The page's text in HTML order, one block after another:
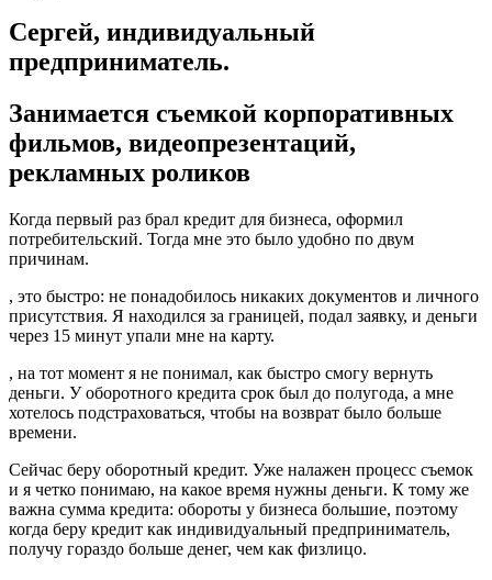
Сергей, индивидуальный
предприниматель.
Занимается съемкой корпоративных
фильмов, видеопрезентаций,
рекламных роликов
Когда первый раз брал кредит для бизнеса, оформил
потребительский. Тогда мне это было удобно по двум
причинам.
, это быстро: не понадобилось никаких документов и личного
присутствия. Я находился за границей, подал заявку, и деньги
через 15 минут упали мне на карту.
, на тот момент я не понимал, как быстро смогу вернуть
деньги. У оборотного кредита срок был до полугода, а мне
хотелось подстраховаться, чтобы на возврат было больше
времени.
Сейчас беру оборотный кредит. Уже налажен процесс съемок
и я четко понимаю, на какое время нужны деньги. К тому же
важна сумма кредита: обороты у бизнеса большие, поэтому
когда беру кредит как индивидуальный предприниматель,
получу гораздо больше денег, чем как физлицо.